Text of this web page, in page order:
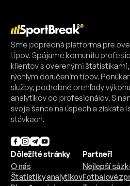
Sme popredná platforma pre
tipov. Spájame komunitu
klientov s overenými
rýchlym doručením tipov.
služby, podrobné prehľady
analytikov od profesionálov. S
svoje šance na úspech a získate
stávkach.
Dôležité stránky
O nás
Štatistiky analytikov
Partneři
Nejlepší
Fotbalové